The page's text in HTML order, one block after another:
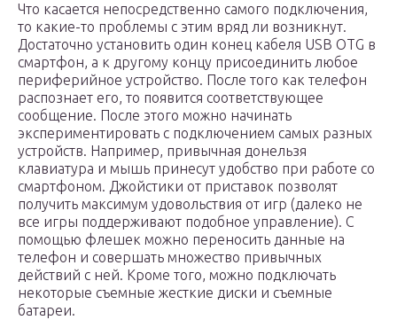
Что касается непосредственно самого подключения,
то какие-то проблемы с этим вряд ли возникнут.
Достаточно установить один конец кабеля USB OTG в
смартфон, а к другому концу присоединить любое
периферийное устройство. После того как телефон
распознает его, то появится соответствующее
сообщение. После этого можно начинать
экспериментировать с подключением самых разных
устройств. Например, привычная донельзя
клавиатура и мышь принесут удобство при работе со
смартфоном. Джойстики от приставок позволят
получить максимум удовольствия от игр (далеко не
все игры поддерживают подобное управление). С
помощью флешек можно переносить данные на
телефон и совершать множество привычных
действий с ней. Кроме того, можно подключать
некоторые съемные жесткие диски и съемные
батареи.